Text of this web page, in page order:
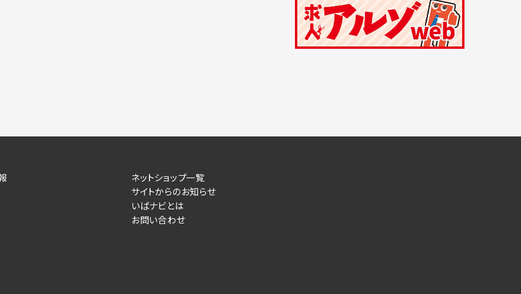
ネットショップ一覧
サイトからのお知らせ
いばナビとは
お問い合わせ